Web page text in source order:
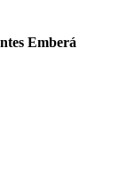
Emberá